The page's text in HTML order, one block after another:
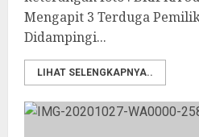
Mengapit 3 Terduga
Didampingi...
LIHAT SELENGKAPNYA..